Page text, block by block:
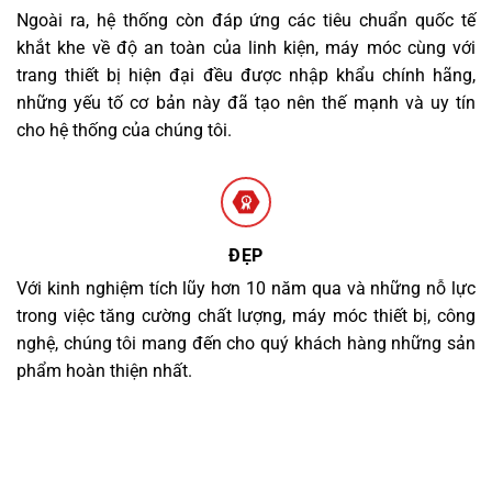
Ngoài ra, hệ thống còn đáp ứng các tiêu chuẩn quốc tế
khắt khe về độ an toàn của linh kiện, máy móc cùng với
trang thiết bị hiện đại đều được nhập khẩu chính hãng,
những yếu tố cơ bản này đã tạo nên thế mạnh và uy tín
cho hệ thống của chúng tôi.
ĐẸP
Với kinh nghiệm tích lũy hơn 10 năm qua và những nỗ lực
trong việc tăng cường chất lượng, máy móc thiết bị, công
nghệ, chúng tôi mang đến cho quý khách hàng những sản
phẩm hoàn thiện nhất.